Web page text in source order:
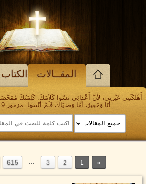
المقــالات
أَهْلَكَتْنِي غَيْرَتِي، لأَنَّ أَعْدَائِي نَسُوا كَلاَمَكَ. كَلِمَتُكَ
أَنَا وَحَقِيرٌ، أَمَّا وَصَايَاكَ فَلَمْ أَنْسَهَا. مزمور 119: 139 - 141
1
2
3
…
615